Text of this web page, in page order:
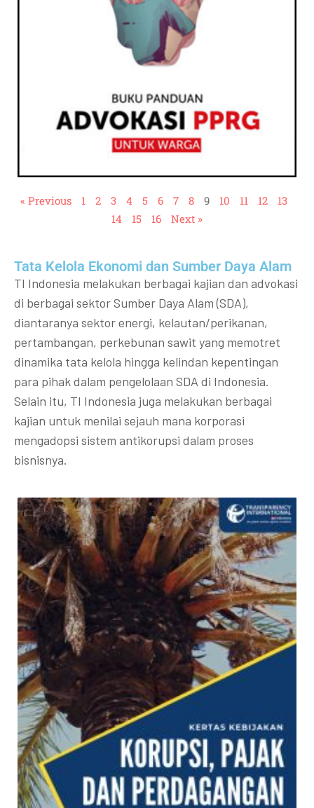
« Previous 1 2 3 4 5 6 7 8 9 10 11 12
13
14
15 16 Next »
Tata Kelola Ekonomi dan Sumber Daya Alam
TI Indonesia melakukan berbagai kajian dan advokasi
di berbagai sektor Sumber Daya Alam (SDA),
diantaranya sektor energi, kelautan/perikanan,
pertambangan, perkebunan sawit yang memotret
dinamika tata kelola hingga kelindan kepentingan
para pihak dalam pengelolaan SDA di Indonesia.
Selain itu, TI Indonesia juga melakukan berbagai
kajian untuk menilai sejauh mana korporasi
mengadopsi sistem antikorupsi dalam proses
bisnisnya.